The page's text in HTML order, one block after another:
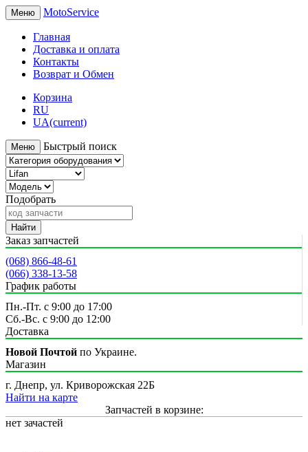
Меню MotoService
Главная
Доставка и оплата
Контакты
Возврат и Обмен
Корзина
RU
UA(current)
Меню Быстрый поиск
Подобрать
Найти
Заказ запчастей
(068) 866-48-61
(066) 338-13-58
График работы
Пн.-Пт. с 9:00 до 17:00
Сб.-Вс. с 9:00 до 12:00
Доставка
Новой Почтой по Украине.
Магазин
г. Днепр, ул. Криворожская 22Б
Найти на карте
Запчастей в корзине:
нет зачастей